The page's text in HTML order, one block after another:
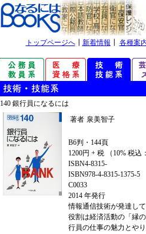
トップページへ┃ 新着情報 各種案
140 銀行員になるには
著者 泉美智子
B6判・144頁
1200円 + 税 （10% 税込
ISBN4-8315-
ISBN978-4-8315-1375-5
C0033
2014 年発行
情報通信技術が発達し
役割は経済活動の「縁
行員の仕事の魅力とや